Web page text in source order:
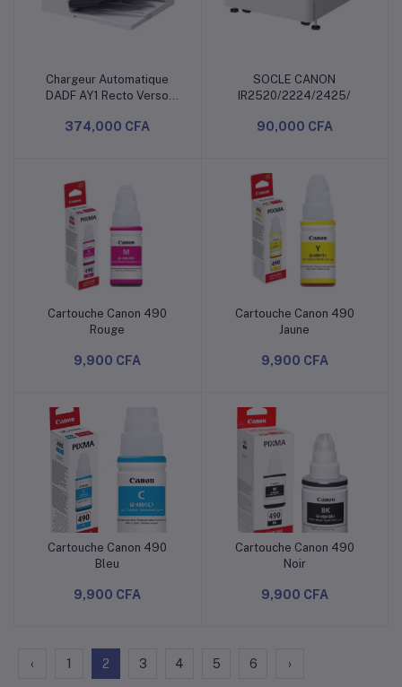
Ajouter au panier
Chargeur Automatique
DADF AY1 Recto Verso
Série iR2224N
374,000 CFA
Ajouter au panier
SOCLE CANON
IR2520/2224/2425/
90,000 CFA
Ajouter au panier
Cartouche Canon 490
Rouge
9,900 CFA
Ajouter au panier
Cartouche Canon 490
Jaune
9,900 CFA
Ajouter au panier
Cartouche Canon 490
Bleu
9,900 CFA
Ajouter au panier
Cartouche Canon 490
Noir
9,900 CFA
‹ 1 2 3 4 5 6 ›